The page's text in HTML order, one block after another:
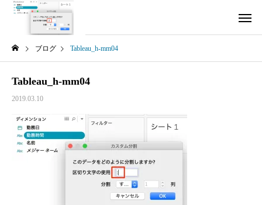
ブログ Tableau_h-mm04
Tableau_h-mm04
2019.03.10